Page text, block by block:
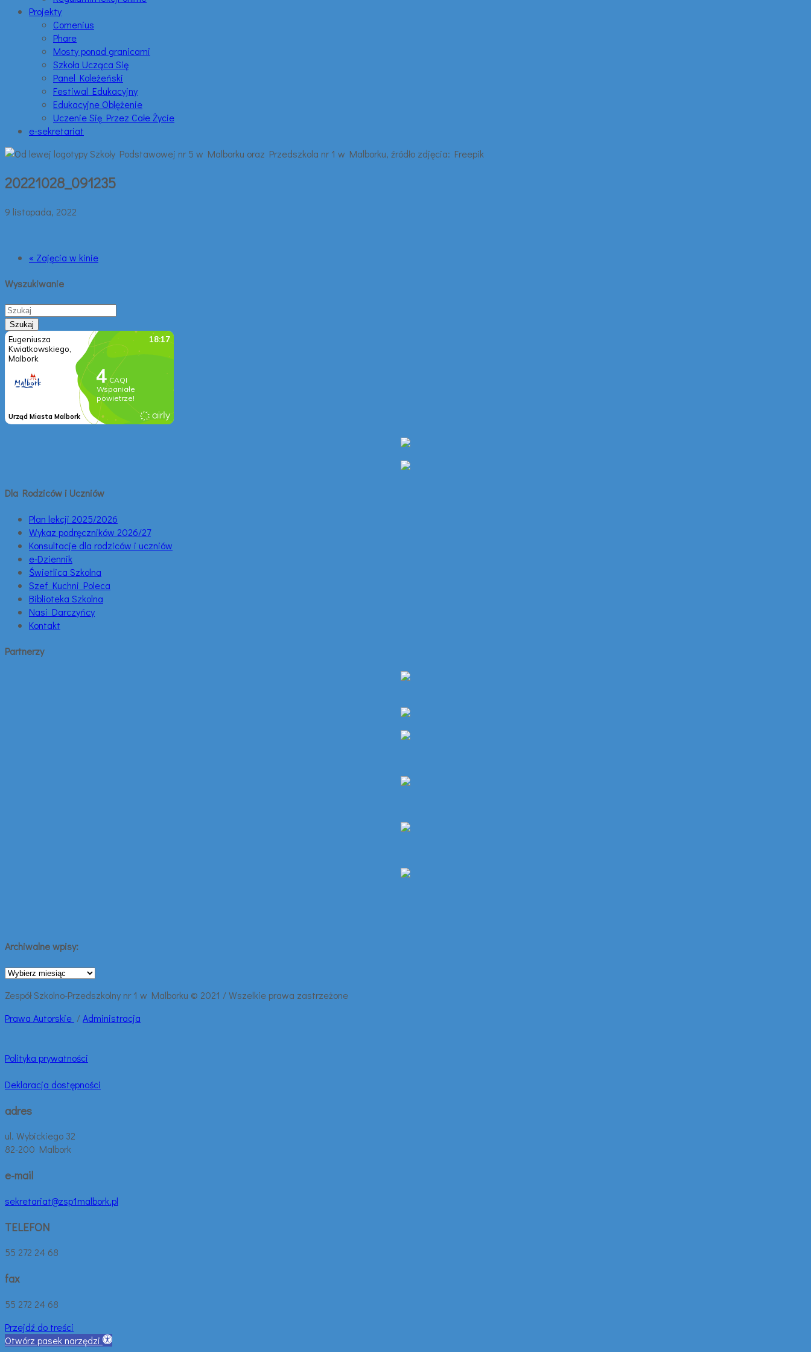
Projekty
Comenius
Phare
Mosty ponad granicami
Szkoła Ucząca Się
Panel Koleżeński
Festiwal Edukacyjny
Edukacyjne Oblężenie
Uczenie Się Przez Całe Życie
e-sekretariat
20221028_091235
9 listopada, 2022
« Zajęcia w kinie
Wyszukiwanie
Dla Rodziców i Uczniów
Plan lekcji 2025/2026
Wykaz podręczników 2026/27
Konsultacje dla rodziców i uczniów
e-Dziennik
Świetlica Szkolna
Szef Kuchni Poleca
Biblioteka Szkolna
Nasi Darczyńcy
Kontakt
Partnerzy
Archiwalne wpisy:
Archiwalne
Zespół Szkolno-Przedszkolny nr 1 w Malborku © 2021 / Wszelkie prawa zastrzeżone
Prawa Autorskie /Administracja
Polityka prywatności
Deklaracja dostępności
adres
ul. Wybickiego 32
82-200 Malbork
e-mail
sekretariat@zsp1malbork.pl
TELEFON
55 272 24 68
fax
55 272 24 68
Przejdź do treści
Otwórz pasek narzędzi